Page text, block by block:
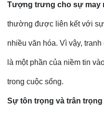
Tượng trưng cho sự may
thường được liên kết với sự
nhiều văn hóa. Vì vậy,
là một phần của niềm tin
trong cuộc sống.
Sự tôn trọng và trân trọng